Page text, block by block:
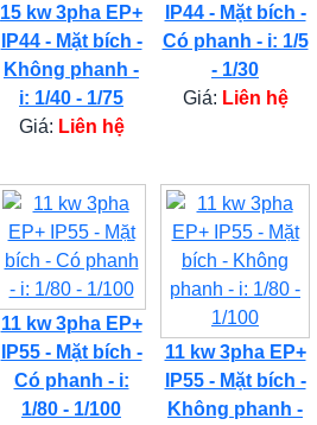
15 kw 3pha EP+
IP44 - Mặt bích -
Không phanh -
i: 1/40 - 1/75
Giá: Liên hệ
IP44 - Mặt bích -
Có phanh - i: 1/5
- 1/30
Giá: Liên hệ
11 kw 3pha EP+
IP55 - Mặt bích -
Có phanh - i:
1/80 - 1/100
11 kw 3pha EP+
IP55 - Mặt bích -
Không phanh -